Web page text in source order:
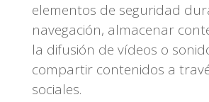
elementos de seguridad
navegación, almacenar
la difusión de vídeos o
compartir contenidos a
sociales.